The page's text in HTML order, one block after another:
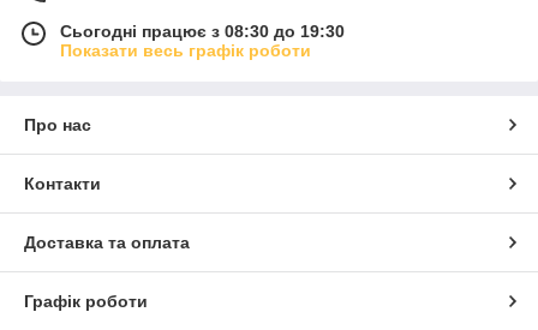
Сьогодні працює з 08:30 до 19:30
Показати весь графік роботи
Про нас
Контакти
Доставка та оплата
Графік роботи